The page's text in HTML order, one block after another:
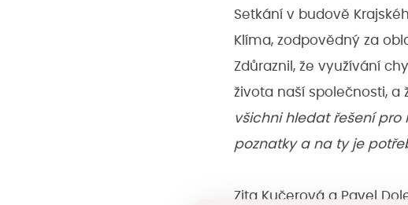
Setkání v budově
Klíma, zodpovědný za
Zdůraznil, že využívání
života naší společnosti, a
všichni hledat řešení pro
poznatky a na ty je
Zita Kučerová a Pavel